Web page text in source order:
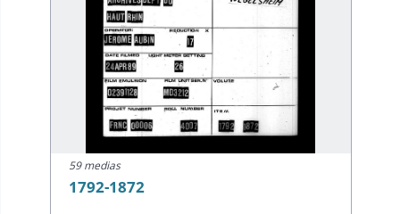
59 medias
1792-1872